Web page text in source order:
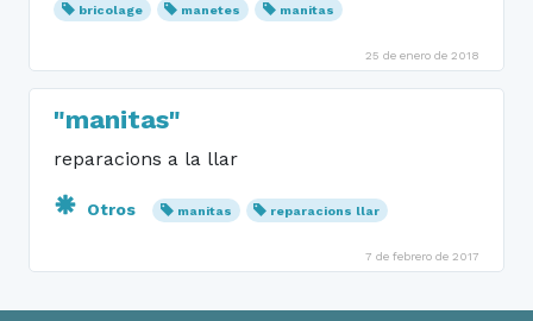
bricolage
manetes manitas
25 de enero de 2018
"manitas"
reparacions a la llar
Otros manitas reparacions llar
7 de febrero de 2017